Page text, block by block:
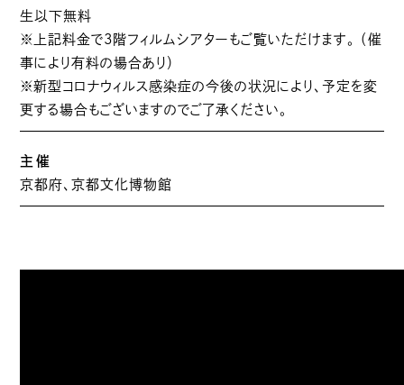
生以下無料
※上記料金で3階フィルムシアターもご覧いただけます。 （催
事により有料の場合あり）
※新型コロナウィルス感染症の今後の状況により、予定を変
更する場合もございますのでご了承ください。
主催
京都府、京都文化博物館